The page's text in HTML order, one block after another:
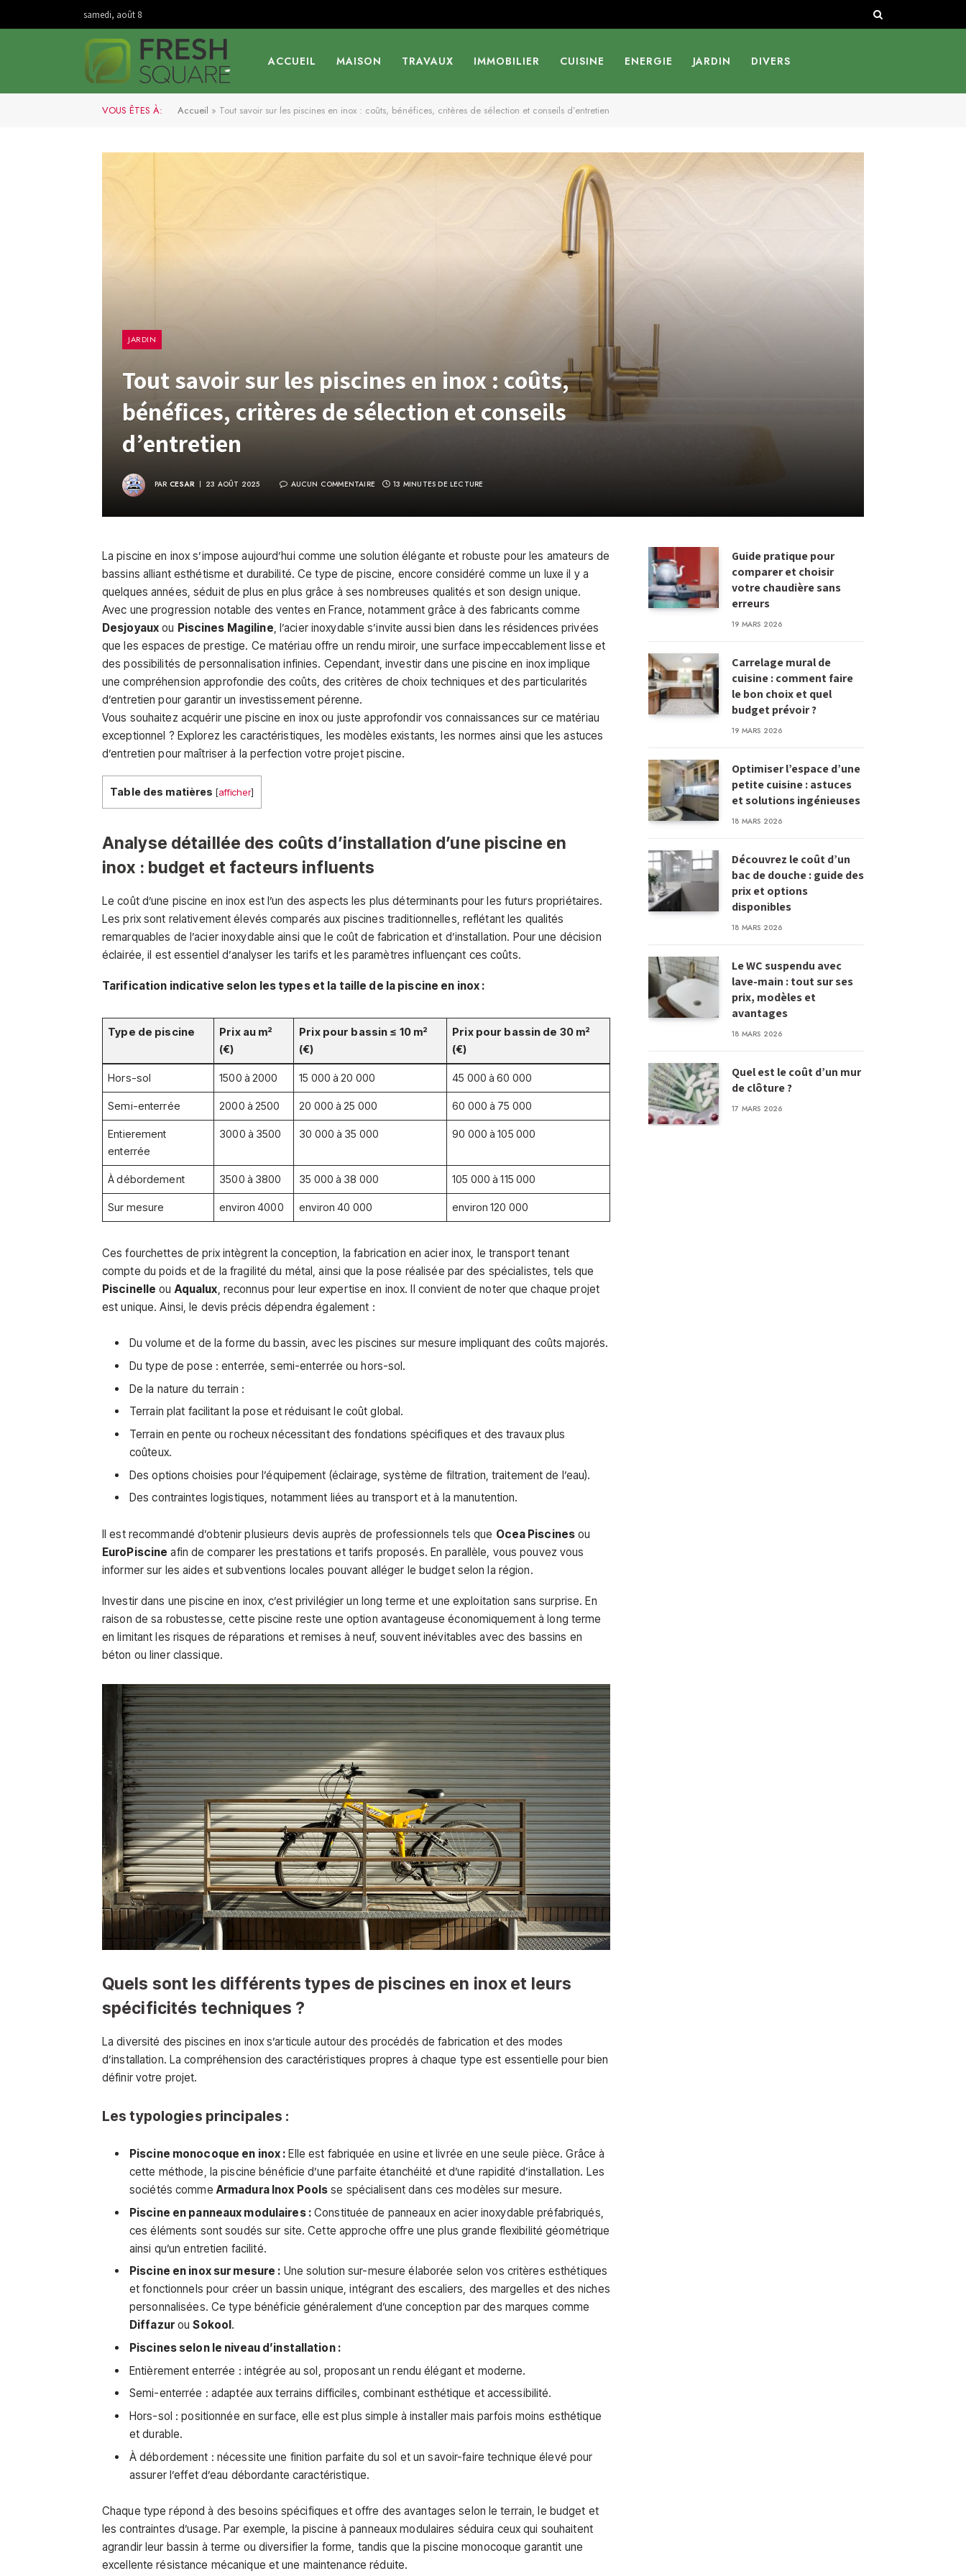
samedi, août 8
ACCUEIL MAISON TRAVAUX IMMOBILIER CUISINE ENERGIE JARDIN DIVERS
VOUS ÊTES À: Accueil » Tout savoir sur les piscines en inox : coûts, bénéfices, critères de sélection et conseils d’entretien
JARDIN
Tout savoir sur les piscines en inox : coûts,
bénéfices, critères de sélection et conseils
d’entretien
PAR CESAR 23 AOÛT 2025 AUCUN COMMENTAIRE 13 MINUTES DE LECTURE
La piscine en inox s’impose aujourd’hui comme une solution élégante et robuste pour les amateurs de
bassins alliant esthétisme et durabilité. Ce type de piscine, encore considéré comme un luxe il y a
quelques années, séduit de plus en plus grâce à ses nombreuses qualités et son design unique.
Avec une progression notable des ventes en France, notamment grâce à des fabricants comme
Desjoyaux ou Piscines Magiline, l’acier inoxydable s’invite aussi bien dans les résidences privées
que les espaces de prestige. Ce matériau offre un rendu miroir, une surface impeccablement lisse et
des possibilités de personnalisation infinies. Cependant, investir dans une piscine en inox implique
une compréhension approfondie des coûts, des critères de choix techniques et des particularités
d’entretien pour garantir un investissement pérenne.
Vous souhaitez acquérir une piscine en inox ou juste approfondir vos connaissances sur ce matériau
exceptionnel ? Explorez les caractéristiques, les modèles existants, les normes ainsi que les astuces
d’entretien pour maîtriser à la perfection votre projet piscine.
Table des matières [afficher]
Analyse détaillée des coûts d’installation d’une piscine en
inox : budget et facteurs influents
Le coût d’une piscine en inox est l’un des aspects les plus déterminants pour les futurs propriétaires.
Les prix sont relativement élevés comparés aux piscines traditionnelles, reflétant les qualités
remarquables de l’acier inoxydable ainsi que le coût de fabrication et d’installation. Pour une décision
éclairée, il est essentiel d’analyser les tarifs et les paramètres influençant ces coûts.
Tarification indicative selon les types et la taille de la piscine en inox :
Type de piscine
Prix au m²
(€)
Prix pour bassin ≤ 10 m²
(€)
Prix pour bassin de 30 m²
(€)
Hors-sol 1500 à 2000 15 000 à 20 000 45 000 à 60 000
Semi-enterrée 2000 à 2500 20 000 à 25 000 60 000 à 75 000
Entierement
enterrée
3000 à 3500 30 000 à 35 000 90 000 à 105 000
À débordement 3500 à 3800 35 000 à 38 000 105 000 à 115 000
Sur mesure environ 4000 environ 40 000 environ 120 000
Ces fourchettes de prix intègrent la conception, la fabrication en acier inox, le transport tenant
compte du poids et de la fragilité du métal, ainsi que la pose réalisée par des spécialistes, tels que
Piscinelle ouAqualux, reconnus pour leur expertise en inox. Il convient de noter que chaque projet
est unique. Ainsi, le devis précis dépendra également :
Du volume et de la forme du bassin, avec les piscines sur mesure impliquant des coûts majorés.
Du type de pose : enterrée, semi-enterrée ou hors-sol.
De la nature du terrain :
Terrain plat facilitant la pose et réduisant le coût global.
Terrain en pente ou rocheux nécessitant des fondations spécifiques et des travaux plus
coûteux.
Des options choisies pour l’équipement (éclairage, système de filtration, traitement de l’eau).
Des contraintes logistiques, notamment liées au transport et à la manutention.
Il est recommandé d’obtenir plusieurs devis auprès de professionnels tels que Ocea Piscines ou
EuroPiscine afin de comparer les prestations et tarifs proposés. En parallèle, vous pouvez vous
informer sur les aides et subventions locales pouvant alléger le budget selon la région.
Investir dans une piscine en inox, c’est privilégier un long terme et une exploitation sans surprise. En
raison de sa robustesse, cette piscine reste une option avantageuse économiquement à long terme
en limitant les risques de réparations et remises à neuf, souvent inévitables avec des bassins en
béton ou liner classique.
Quels sont les différents types de piscines en inox et leurs
spécificités techniques ?
La diversité des piscines en inox s’articule autour des procédés de fabrication et des modes
d’installation. La compréhension des caractéristiques propres à chaque type est essentielle pour bien
définir votre projet.
Les typologies principales :
Piscine monocoque en inox : Elle est fabriquée en usine et livrée en une seule pièce. Grâce à
cette méthode, la piscine bénéficie d’une parfaite étanchéité et d’une rapidité d’installation. Les
sociétés commeArmadura Inox Pools se spécialisent dans ces modèles sur mesure.
Piscine en panneaux modulaires :Constituée de panneaux en acier inoxydable préfabriqués,
ces éléments sont soudés sur site. Cette approche offre une plus grande flexibilité géométrique
ainsi qu’un entretien facilité.
Piscine en inox sur mesure : Une solution sur-mesure élaborée selon vos critères esthétiques
et fonctionnels pour créer un bassin unique, intégrant des escaliers, des margelles et des niches
personnalisées. Ce type bénéficie généralement d’une conception par des marques comme
DiffazurouSokool .
Piscines selon le niveau d’installation :
Entièrement enterrée : intégrée au sol, proposant un rendu élégant et moderne.
Semi-enterrée : adaptée aux terrains difficiles, combinant esthétique et accessibilité.
Hors-sol : positionnée en surface, elle est plus simple à installer mais parfois moins esthétique
et durable.
À débordement : nécessite une finition parfaite du sol et un savoir-faire technique élevé pour
assurer l’effet d’eau débordante caractéristique.
Chaque type répond à des besoins spécifiques et offre des avantages selon le terrain, le budget et
les contraintes d’usage. Par exemple, la piscine à panneaux modulaires séduira ceux qui souhaitent
agrandir leur bassin à terme ou diversifier la forme, tandis que la piscine monocoque garantit une
excellente résistance mécanique et une maintenance réduite.
Guide pratique pour
comparer et choisir
votre chaudière sans
erreurs
19 MARS 2026
Carrelage mural de
cuisine : comment faire
le bon choix et quel
budget prévoir ?
19 MARS 2026
Optimiser l’espace d’une
petite cuisine : astuces
et solutions ingénieuses
18 MARS 2026
Découvrez le coût d’un
bac de douche : guide des
prix et options
disponibles
18 MARS 2026
Le WC suspendu avec
lave-main : tout sur ses
prix, modèles et
avantages
18 MARS 2026
Quel est le coût d’un mur
de clôture ?
17 MARS 2026